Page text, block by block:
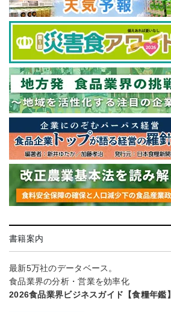
書籍案内
最新5万社のデータベース。
食品業界の分析・営業を効率化
2026食品業界ビジネスガイド【食糧年鑑】